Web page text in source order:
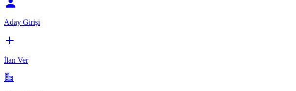
Aday Girişi
İlan Ver